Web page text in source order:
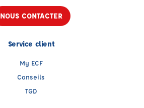
NOUS CONTACTER
Service client
My ECF
Conseils
TGD